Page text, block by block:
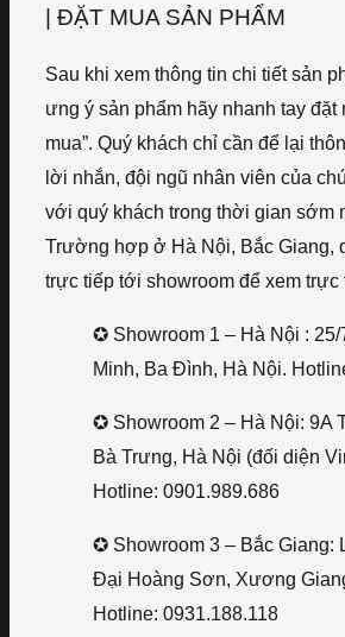
| ĐẶT MUA SẢN PHẨM
Sau khi xem thông tin chi tiết sản
ưng ý sản phẩm hãy nhanh tay đặt
mua”. Quý khách chỉ cần để lại
lời nhắn, đội ngũ nhân viên của
với quý khách trong thời gian sớm
Trường hợp ở Hà Nội, Bắc Giang,
trực tiếp tới showroom để xem trực
✪ Showroom 1 – Hà Nội : 25/
Minh, Ba Đình, Hà Nội.
✪ Showroom 2 – Hà Nội: 9A
Bà Trưng, Hà Nội (đối diện
Hotline: 0901.989.686
✪ Showroom 3 – Bắc Giang:
Đại Hoàng Sơn, Xương
Hotline: 0931.188.118